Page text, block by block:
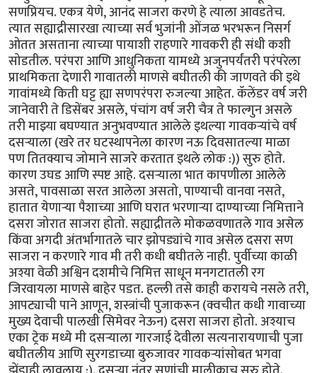
सणप्रियच. एकत्र येणे, आनंद साजरा करणे हे त्याला आवडतेच.
त्यात सह्याद्रीसारखा त्याच्या सर्व भुजांनी ओंजळ भरभरून निसर्ग
ओतत असताना त्याच्या पायाशी राहणारे गावकरी ही संधी कशी
सोडतील. परंपरा आणि आधुनिकता यामध्ये अजुनपर्यंतरी परंपरेला
प्राथमिकता देणारी गावातली माणसे बघीतली की जाणवते की इथे
गावांमध्ये किती घट्ट ह्या सणपरंपरा रुजल्या आहेत. कॅलेंडर वर्ष जरी
जानेवारी ते डिसेंबर असले, पंचांग वर्ष जरी चैत्र ते फाल्गुन असले
तरी माझ्या बघण्यात अनुभवण्यात आलेले इथल्या गावकर्‍यांचे वर्ष
दसर्‍याला (खरे तर घटस्थापनेला कारण नऊ दिवसातल्या माळा
पण तितक्याच जोमाने साजरे करतात इथले लोक :)) सुरु होते.
कारण उघड आणि स्पष्ट आहे. दसर्‍याला भात कापणीला आलेले
असते, पावसाळा सरत आलेला असतो, पाण्याची वानवा नसते,
हातात येणार्‍या पैशाच्या आणि घरात भरणार्‍या दाण्याच्या निमित्ताने
दसरा जोरात साजरा होतो. सह्याद्रीतले मोकळवणातले गाव असेल
किंवा अगदी अंतर्भागातले चार झोपड्यांचे गाव असेल दसरा सण
साजरा न करणारे गाव मी तरी कधी बघीतले नाही. पुर्वीच्या काळी
अश्या वेळी अश्विन दशमीचे निमित्त साधून मनगटातली रग
जिरवायला माणसे बाहेर पडत. हल्ली तसे काही करायचे नसले तरी,
आपट्याची पाने आणून, शस्त्रांची पुजाकरून (क्वचीत कधी गावाच्या
मुख्य देवाची पालखी सिमेवर नेऊन) दसरा साजरा होतो. अश्याच
एका ट्रेक मध्ये मी दसर्‍याला गारजाई देवीला सत्यनारायणाची पुजा
बघीतलीय आणि सुरगडाच्या बुरुजावर गावकर्‍यांसोबत भगवा